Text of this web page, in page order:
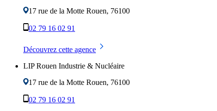
17 rue de la Motte Rouen, 76100
02 79 16 02 91
Découvrez cette agence
LIP Rouen Industrie & Nucléaire
17 rue de la Motte Rouen, 76100
02 79 16 02 91